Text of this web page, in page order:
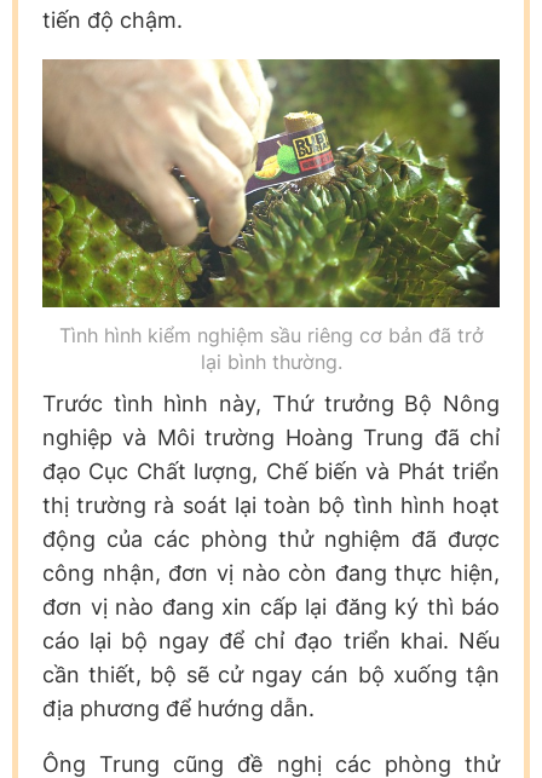
tiến độ chậm.
Tình hình kiểm nghiệm sầu riêng cơ bản đã trở
lại bình thường.
Trước tình hình này, Thứ trưởng Bộ Nông
nghiệp và Môi trường Hoàng Trung đã chỉ
đạo Cục Chất lượng, Chế biến và Phát triển
thị trường rà soát lại toàn bộ tình hình hoạt
động của các phòng thử nghiệm đã được
công nhận, đơn vị nào còn đang thực hiện,
đơn vị nào đang xin cấp lại đăng ký thì báo
cáo lại bộ ngay để chỉ đạo triển khai. Nếu
cần thiết, bộ sẽ cử ngay cán bộ xuống tận
địa phương để hướng dẫn.
Ông Trung cũng đề nghị các phòng thử